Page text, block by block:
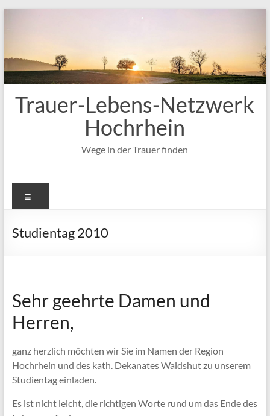
Trauer-Lebens-Netzwerk
Hochrhein
Wege in der Trauer finden
Studientag 2010
Sehr geehrte Damen und
Herren,
ganz herzlich möchten wir Sie im Namen der Region
Hochrhein und des kath. Dekanates Waldshut zu unserem
Studientag einladen.
Es ist nicht leicht, die richtigen Worte rund um das Ende des